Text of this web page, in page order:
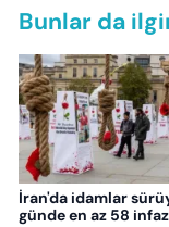
Bunlar da
İran'da idamlar
günde en az 58 infaz